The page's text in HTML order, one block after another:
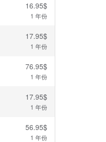
16.95$
1 年份
17.95$
1 年份
76.95$
1 年份
17.95$
1 年份
56.95$
1 年份